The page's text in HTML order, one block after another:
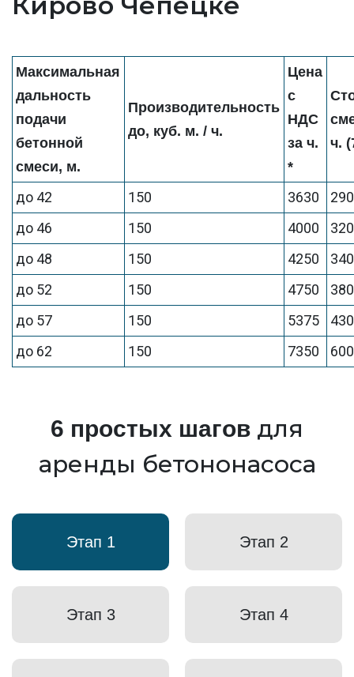
Максимальная
дальность
подачи
бетонной
смеси, м.
Производительность
до, куб. м. / ч.
Цена
с
НДС
за ч.
*
ч.
до 42 150 3630
до 46
150 4000
до 48
150 4250
до 52
150 4750
до 57
150 5375
до 62
150 7350
6 простых шагов для
аренды бетононасоса
Этап 1 Этап 2
Этап 3 Этап 4